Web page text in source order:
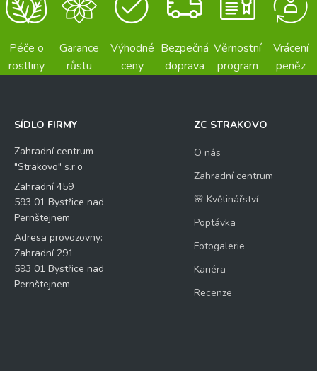
Péče o
rostliny
Garance
růstu
Výhodné
ceny
Bezpečná
doprava
Věrnostní
program
Vrácení
peněz
SÍDLO FIRMY
Zahradní centrum
"Strakovo" s.r.o
Zahradní 459
593 01 Bystřice nad
Pernštejnem
Adresa provozovny:
Zahradní 291
593 01 Bystřice nad
Pernštejnem
ZC STRAKOVO
O nás
Zahradní centrum
🌸 Květinářství
Poptávka
Fotogalerie
Kariéra
Recenze